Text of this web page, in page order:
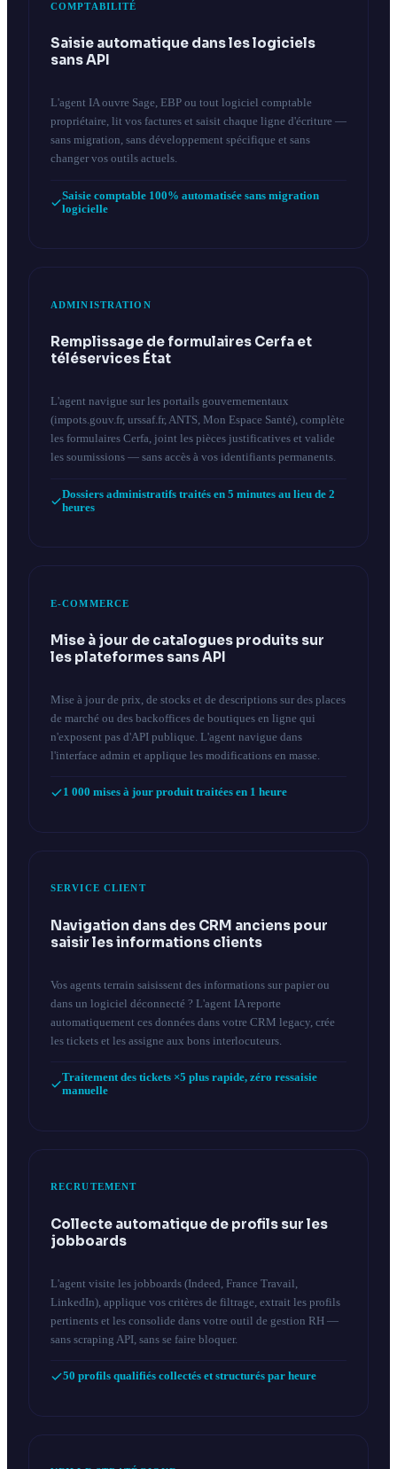
COMPTABILITÉ
Saisie automatique dans les logiciels
sans API
L'agent IA ouvre Sage, EBP ou tout logiciel comptable
propriétaire, lit vos factures et saisit chaque ligne d'écriture —
sans migration, sans développement spécifique et sans
changer vos outils actuels.
Saisie comptable 100% automatisée sans migration
logicielle
ADMINISTRATION
Remplissage de formulaires Cerfa et
téléservices État
L'agent navigue sur les portails gouvernementaux
(impots.gouv.fr, urssaf.fr, ANTS, Mon Espace Santé), complète
les formulaires Cerfa, joint les pièces justificatives et valide
les soumissions — sans accès à vos identifiants permanents.
Dossiers administratifs traités en 5 minutes au lieu de 2
heures
E-COMMERCE
Mise à jour de catalogues produits sur
les plateformes sans API
Mise à jour de prix, de stocks et de descriptions sur des places
de marché ou des backoffices de boutiques en ligne qui
n'exposent pas d'API publique. L'agent navigue dans
l'interface admin et applique les modifications en masse.
1 000 mises à jour produit traitées en 1 heure
SERVICE CLIENT
Navigation dans des CRM anciens pour
saisir les informations clients
Vos agents terrain saisissent des informations sur papier ou
dans un logiciel déconnecté ? L'agent IA reporte
automatiquement ces données dans votre CRM legacy, crée
les tickets et les assigne aux bons interlocuteurs.
Traitement des tickets ×5 plus rapide, zéro ressaisie
manuelle
RECRUTEMENT
Collecte automatique de profils sur les
jobboards
L'agent visite les jobboards (Indeed, France Travail,
LinkedIn), applique vos critères de filtrage, extrait les profils
pertinents et les consolide dans votre outil de gestion RH —
sans scraping API, sans se faire bloquer.
50 profils qualifiés collectés et structurés par heure